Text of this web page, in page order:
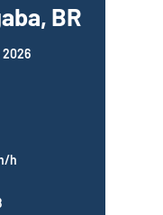
BR
2026
h